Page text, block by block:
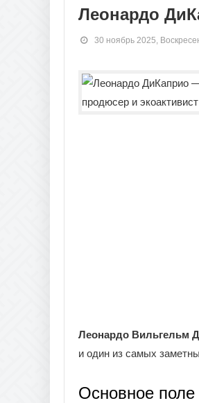
Леонардо
30 ноябрь 2025,
Леонардо Вильгельм
и один из самых
Основное поле